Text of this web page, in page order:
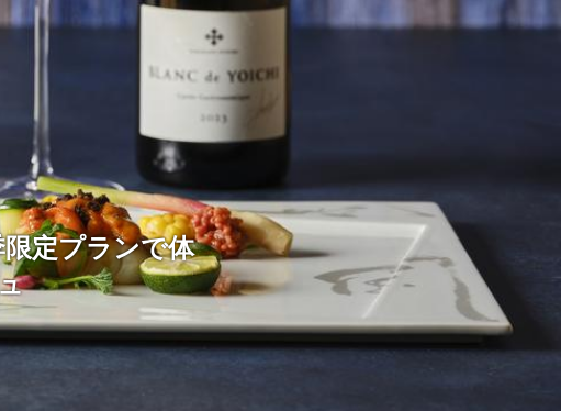
定プランで体